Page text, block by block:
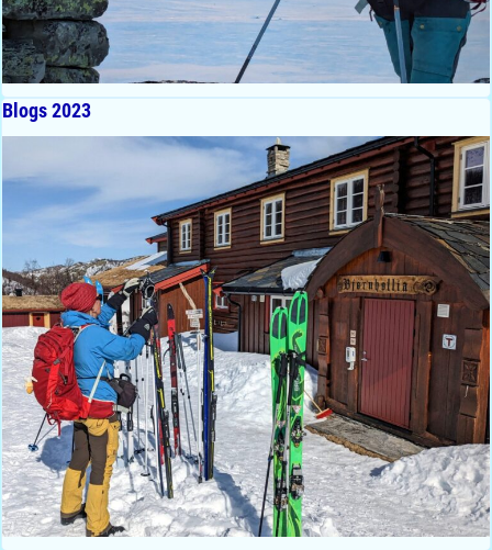
Blogs 2023